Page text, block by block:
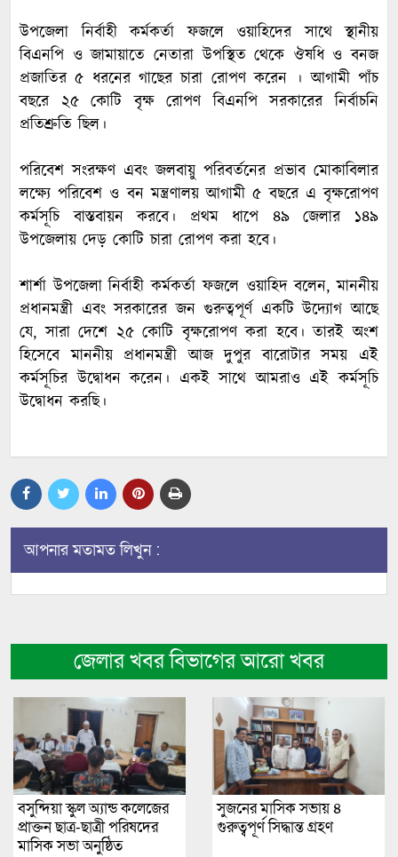
‎উপজেলা নির্বাহী কর্মকর্তা ফজলে ওয়াহিদের সাথে স্থানীয়
বিএনপি ও জামায়াতে নেতারা উপস্থিত থেকে ঔষধি ও বনজ
প্রজাতির ৫ ধরনের গাছের চারা রোপণ করেন । আগামী পাঁচ
বছরে ২৫ কোটি বৃক্ষ রোপণ বিএনপি সরকারের নির্বাচনি
প্রতিশ্রুতি ছিল।
‎পরিবেশ সংরক্ষণ এবং জলবায়ু পরিবর্তনের প্রভাব মোকাবিলার
লক্ষ্যে পরিবেশ ও বন মন্ত্রণালয় আগামী ৫ বছরে এ বৃক্ষরোপণ
কর্মসূচি বাস্তবায়ন করবে। প্রথম ধাপে ৪৯ জেলার ১৪৯
উপজেলায় দেড় কোটি চারা রোপণ করা হবে।
‎শার্শা উপজেলা নির্বাহী কর্মকর্তা ফজলে ওয়াহিদ বলেন, মাননীয়
প্রধানমন্ত্রী এবং সরকারের জন গুরুত্বপূর্ণ একটি উদ্যোগ আছে
যে, সারা দেশে ২৫ কোটি বৃক্ষরোপণ করা হবে। তারই অংশ
হিসেবে মাননীয় প্রধানমন্ত্রী আজ দুপুর বারোটার সময় এই
কর্মসূচির উদ্বোধন করেন। একই সাথে আমরাও এই কর্মসূচি
উদ্বোধন করছি।
আপনার মতামত লিখুন :
জেলার খবর বিভাগের আরো খবর
বসুন্দিয়া স্কুল অ্যান্ড কলেজের
প্রাক্তন ছাত্র-ছাত্রী পরিষদের
মাসিক সভা অনুষ্ঠিত
সুজনের মাসিক সভায় ৪
গুরুত্বপূর্ণ সিদ্ধান্ত গ্রহণ